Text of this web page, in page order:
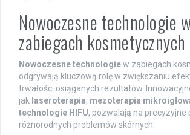
Nowoczesne technologie
zabiegach kosmetycznych
Nowoczesne technologiew zabiegach
odgrywają kluczową rolę w zwiększaniu
trwałości osiąganych rezultatów.
jak laseroterapia, mezoterapia
technologie HIFU, pozwalają na precyzyjne
różnorodnych problemów skórnych.